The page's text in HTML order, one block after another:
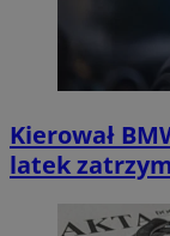
Kierował
latek